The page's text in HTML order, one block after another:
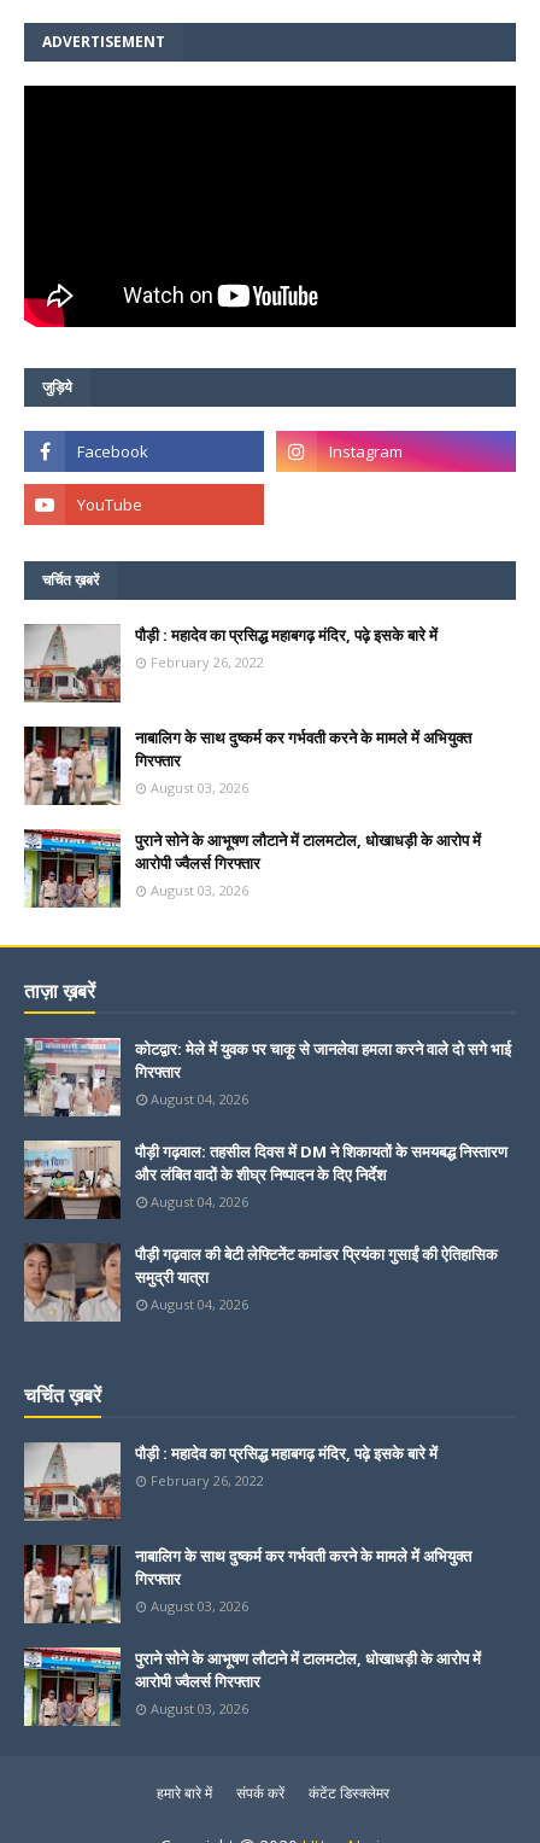
ADVERTISEMENT
जुड़िये
चर्चित ख़बरें
पौड़ी : महादेव का प्रसिद्ध महाबगढ़ मंदिर, पढ़े इसके बारे में
February 26, 2022
नाबालिग के साथ दुष्कर्म कर गर्भवती करने के मामले में अभियुक्त
गिरफ्तार
August 03, 2026
पुराने सोने के आभूषण लौटाने में टालमटोल, धोखाधड़ी के आरोप में
आरोपी ज्वैलर्स गिरफ्तार
August 03, 2026
ताज़ा ख़बरें
कोटद्वार: मेले में युवक पर चाकू से जानलेवा हमला करने वाले दो सगे भाई
गिरफ्तार
August 04, 2026
पौड़ी गढ़वाल: तहसील दिवस में DM ने शिकायतों के समयबद्ध निस्तारण
और लंबित वादों के शीघ्र निष्पादन के दिए निर्देश
August 04, 2026
पौड़ी गढ़वाल की बेटी लेफ्टिनेंट कमांडर प्रियंका गुसाईं की ऐतिहासिक
समुद्री यात्रा
August 04, 2026
चर्चित ख़बरें
पौड़ी : महादेव का प्रसिद्ध महाबगढ़ मंदिर, पढ़े इसके बारे में
February 26, 2022
नाबालिग के साथ दुष्कर्म कर गर्भवती करने के मामले में अभियुक्त
गिरफ्तार
August 03, 2026
पुराने सोने के आभूषण लौटाने में टालमटोल, धोखाधड़ी के आरोप में
आरोपी ज्वैलर्स गिरफ्तार
August 03, 2026
हमारे बारे में संपर्क करें कंटेंट डिस्क्लेमर